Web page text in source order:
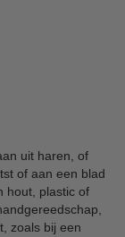
uit haren, of
of aan een blad
hout, plastic of
zoals bij een